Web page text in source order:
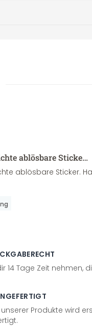
ablösbare Sticke…
ablösbare Sticker.
14 Tage Zeit nehmen,
unserer Produkte wird